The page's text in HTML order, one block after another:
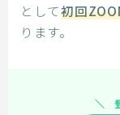
として初回
ります。